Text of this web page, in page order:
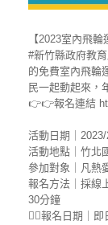
【2023室內飛輪
#新竹縣政府教
的免費室內飛輪
民一起動起來，
👉👉報名連結
活動日期｜
活動地點｜竹北
參加對象｜凡熱
報名方法｜採線
30分鐘
🚴‍♂報名日期｜